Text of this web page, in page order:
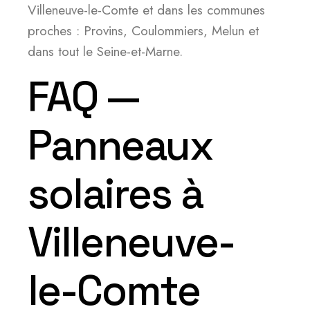
Villeneuve-le-Comte et dans les communes
proches : Provins, Coulommiers, Melun et
dans tout le Seine-et-Marne.
FAQ —
Panneaux
solaires à
Villeneuve-
le-Comte